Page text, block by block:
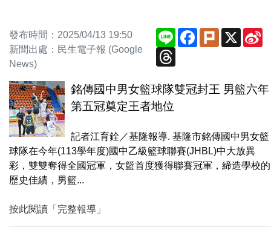
發布時間：2025/04/13 19:50
新聞出處：民生電子報 (Google
News)
Line Facebook
PlurkX
Threads
銘傳國中男女籃球隊雙冠封王 男籃六年
第五冠奠定王者地位
記者江育銓／基隆報導. 基隆市銘傳國中男女籃
球隊在今年(113學年度)國中乙級籃球聯賽(JHBL)中大放異
彩，雙雙奪得全國冠軍，女籃首度獲得聯賽冠軍，締造學校的
歷史佳績，男籃...
按此閱讀「完整報導」